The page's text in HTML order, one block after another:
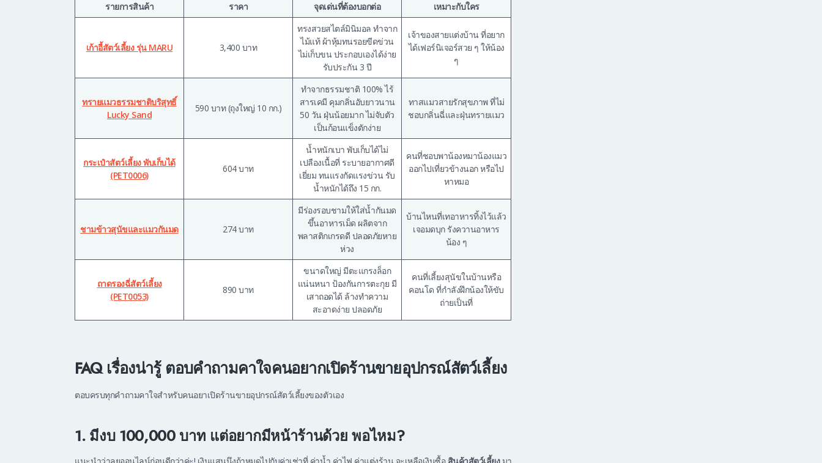
รายการสินค้า ราคา จุดเด่นที่ต้องบอกต่อ เหมาะกับใคร
เก้าอี้สัตว์เลี้ยง รุ่น MARU 3,400 บาท
ทรงสวยสไตล์มินิมอล ทำจาก
ไม้แท้ ผ้าหุ้มทนรอยขีดข่วน
ไม่เก็บขน ประกอบเองได้ง่าย
รับประกัน 3 ปี
เจ้าของสายแต่งบ้าน ที่อยาก
ได้เฟอร์นิเจอร์สวย ๆ ให้น้อง
ๆ
ทรายแมวธรรมชาติบริสุทธิ์
Lucky Sand
590 บาท (ถุงใหญ่ 10 กก.)
ทำจากธรรมชาติ 100% ไร้
สารเคมี คุมกลิ่นอับยาวนาน
50 วัน ฝุ่นน้อยมาก ไม่จับตัว
เป็นก้อนแข็งตักง่าย
ทาสแมวสายรักสุขภาพ ที่ไม่
ชอบกลิ่นฉี่และฝุ่นทรายแมว
กระเป๋าสัตว์เลี้ยง พับเก็บได้
(PET0006)
604 บาท
น้ำหนักเบา พับเก็บได้ไม่
เปลืองเนื้อที่ ระบายอากาศดี
เยี่ยม ทนแรงกัดแรงข่วน รับ
น้ำหนักได้ถึง 15 กก.
คนที่ชอบพาน้องหมาน้องแมว
ออกไปเที่ยวข้างนอก หรือไป
หาหมอ
ชามข้าวสุนัขและแมวกันมด 274 บาท
มีร่องรอบชามให้ใส่น้ำกันมด
ขึ้นอาหารเม็ด ผลิตจาก
พลาสติกเกรดดี ปลอดภัยหาย
ห่วง
บ้านไหนที่เทอาหารทิ้งไว้แล้ว
เจอมดบุก รังควานอาหาร
น้อง ๆ
ถาดรองฉี่สัตว์เลี้ยง
(PET0053)
890 บาท
ขนาดใหญ่ มีตะแกรงล็อก
แน่นหนา ป้องกันการตะกุย มี
เสาถอดได้ ล้างทำความ
สะอาดง่าย ปลอดภัย
คนที่เลี้ยงสุนัขในบ้านหรือ
คอนโด ที่กำลังฝึกน้องให้ขับ
ถ่ายเป็นที่
FAQ เรื่องน่ารู้ ตอบคำถามคาใจคนอยากเปิดร้านขายอุปกรณ์สัตว์เลี้ยง
ตอบครบทุกคำถามคาใจสำหรับคนอยาเปิดร้านขายอุปกรณ์สัตว์เลี้ยงของตัวเอง
1. มีงบ 100,000 บาท แต่อยากมีหน้าร้านด้วย พอไหม?